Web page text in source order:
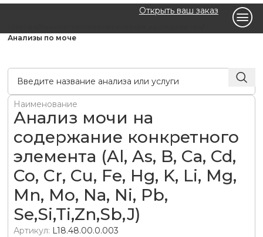
Открыть ваш заказ
Анализы по моче
Наименование
Анализ мочи на
содержание конкретного
элемента (Al, As, B, Ca, Cd,
Co, Cr, Cu, Fe, Hg, K, Li, Mg,
Mn, Mo, Na, Ni, Pb,
Se,Si,Ti,Zn,Sb,J)
Артикул: L18.48.00.0.003